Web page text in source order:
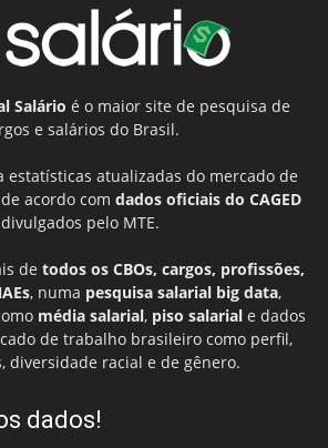
Salário é o maior site de pesquisa de
e salários do Brasil.
estatísticas atualizadas do mercado de
acordo com dados oficiais do CAGED
divulgados pelo MTE.
de todos os CBOs, cargos, profissões,
, numa pesquisa salarial big data,
média salarial, piso salarial e dados
de trabalho brasileiro como perfil,
diversidade racial e de gênero.
dados!